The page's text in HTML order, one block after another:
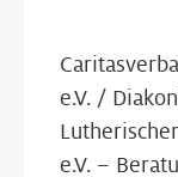
e.V. /
e.V. –